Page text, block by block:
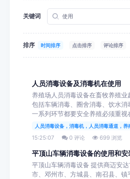
关键词
排序 时间排序 点击排序 评论排序
人员消毒设备及消毒机在使用
养殖场人员消毒设备在畜牧养殖业
包括车辆消毒、圈舍消毒、饮水消
一系列环节都要安全养殖必须重视
人员消毒设备，消毒机，人员消毒通道，养
15:25:07
0 评论 699 浏览
平顶山车辆消毒设备的使用和安
平顶山车辆消毒设备 提供商迈安
市、邓州市、方城县、南召县、镇